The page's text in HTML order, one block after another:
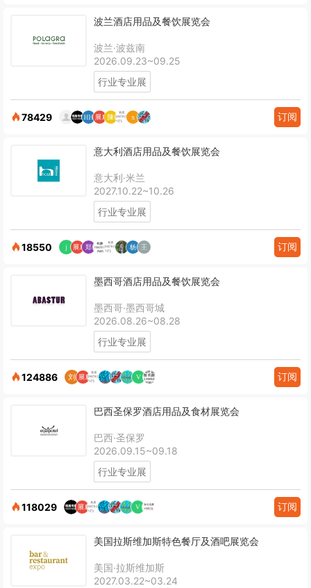
波兰酒店用品及餐饮展览会
波兰·波兹南
2026.09.23~09.25
行业专业展
78429 订阅
意大利酒店用品及餐饮展览会
意大利·米兰
2027.10.22~10.26
行业专业展
18550 订阅
墨西哥酒店用品及餐饮展览会
墨西哥·墨西哥城
2026.08.26~08.28
行业专业展
124886 订阅
巴西圣保罗酒店用品及食材展览会
巴西·圣保罗
2026.09.15~09.18
行业专业展
118029 订阅
美国拉斯维加斯特色餐厅及酒吧展览会
美国·拉斯维加斯
2027.03.22~03.24